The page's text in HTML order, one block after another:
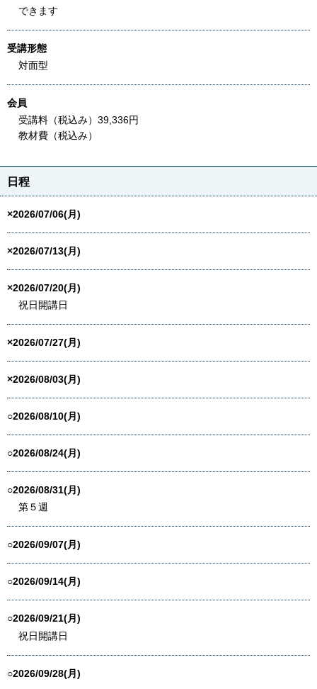
できます
受講形態
対面型
会員
受講料（税込み）39,336円
教材費（税込み）
日程
×2026/07/06(月)
×2026/07/13(月)
×2026/07/20(月)
祝日開講日
×2026/07/27(月)
×2026/08/03(月)
○2026/08/10(月)
○2026/08/24(月)
○2026/08/31(月)
第５週
○2026/09/07(月)
○2026/09/14(月)
○2026/09/21(月)
祝日開講日
○2026/09/28(月)